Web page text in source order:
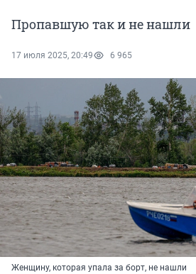
Пропавшую так и не нашли
17 июля 2025, 20:49 6 965
Женщину, которая упала за борт, не нашли